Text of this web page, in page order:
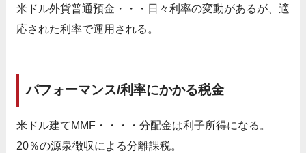
米ドル外貨普通預金・・・日々利率の変動があるが、適
応された利率で運用される。
パフォーマンス/利率にかかる税金
米ドル建てMMF・・・・分配金は利子所得になる。
20％の源泉徴収による分離課税。